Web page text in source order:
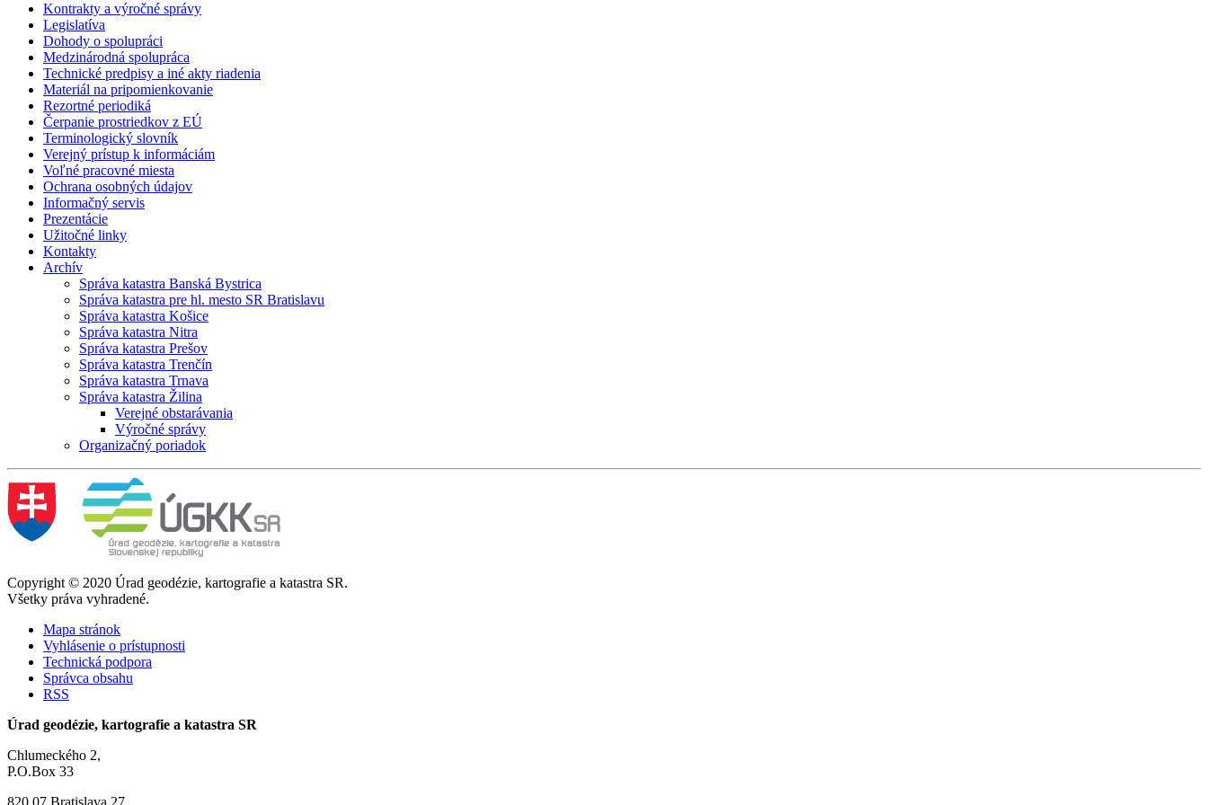
Kontrakty a výročné správy
Legislatíva
Dohody o spolupráci
Medzinárodná spolupráca
Technické predpisy a iné akty riadenia
Materiál na pripomienkovanie
Rezortné periodiká
Čerpanie prostriedkov z EÚ
Terminologický slovník
Verejný prístup k informáciám
Voľné pracovné miesta
Ochrana osobných údajov
Informačný servis
Prezentácie
Užitočné linky
Kontakty
Archív
Správa katastra Banská Bystrica
Správa katastra pre hl. mesto SR Bratislavu
Správa katastra Košice
Správa katastra Nitra
Správa katastra Prešov
Správa katastra Trenčín
Správa katastra Trnava
Správa katastra Žilina
Verejné obstarávania
Výročné správy
Organizačný poriadok
Copyright © 2020 Úrad geodézie, kartografie a katastra SR.
Všetky práva vyhradené.
Mapa stránok
Vyhlásenie o prístupnosti
Technická podpora
Správca obsahu
RSS
Úrad geodézie, kartografie a katastra SR
Chlumeckého 2,
P.O.Box 33
820 07 Bratislava 27